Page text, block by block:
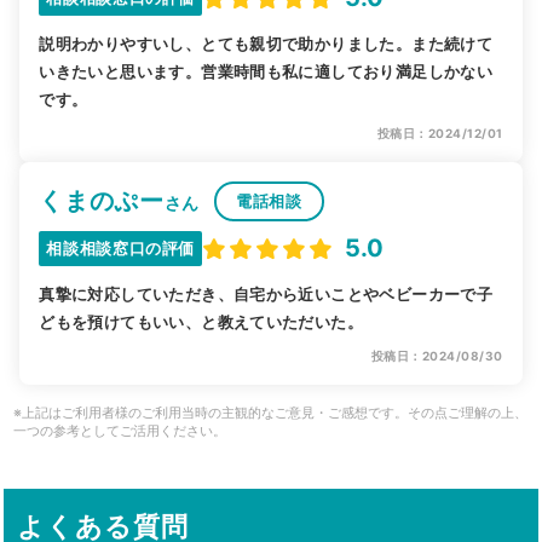
説明わかりやすいし、とても親切で助かりました。また続けて
いきたいと思います。営業時間も私に適しており満足しかない
です。
投稿日：2024/12/01
くまのぷーさん 電話相談
相談相談窓口の評価 5.0
真摯に対応していただき、自宅から近いことやベビーカーで子
どもを預けてもいい、と教えていただいた。
投稿日：2024/08/30
※上記はご利用者様のご利用当時の主観的なご意見・ご感想です。その点ご理解の上、
一つの参考としてご活用ください。
よくある質問